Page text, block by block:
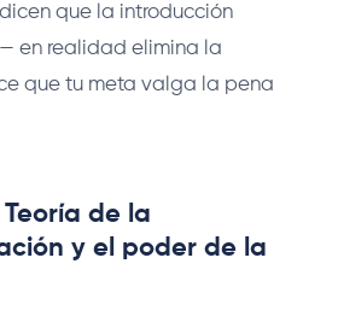
que la introducción
en realidad elimina la
que tu meta valga la pena
de la
y el poder de la